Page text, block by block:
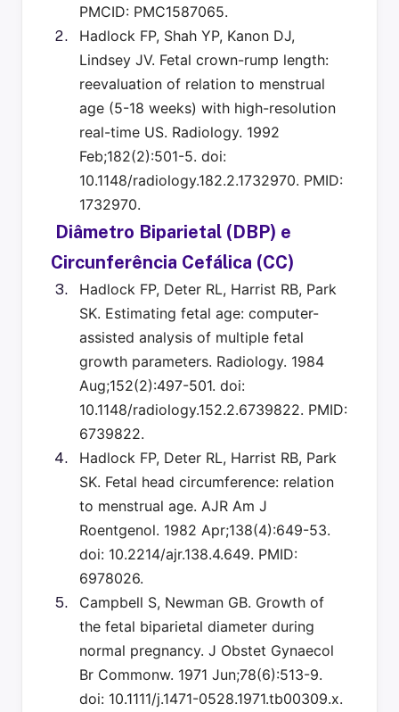
PMCID: PMC1587065.
Hadlock FP, Shah YP, Kanon DJ,
Lindsey JV. Fetal crown-rump length:
reevaluation of relation to menstrual
age (5-18 weeks) with high-resolution
real-time US. Radiology. 1992
Feb;182(2):501-5. doi:
10.1148/radiology.182.2.1732970. PMID:
1732970.
Diâmetro Biparietal (DBP) e
Circunferência Cefálica (CC)
Hadlock FP, Deter RL, Harrist RB, Park
SK. Estimating fetal age: computer-
assisted analysis of multiple fetal
growth parameters. Radiology. 1984
Aug;152(2):497-501. doi:
10.1148/radiology.152.2.6739822. PMID:
6739822.
Hadlock FP, Deter RL, Harrist RB, Park
SK. Fetal head circumference: relation
to menstrual age. AJR Am J
Roentgenol. 1982 Apr;138(4):649-53.
doi: 10.2214/ajr.138.4.649. PMID:
6978026.
Campbell S, Newman GB. Growth of
the fetal biparietal diameter during
normal pregnancy. J Obstet Gynaecol
Br Commonw. 1971 Jun;78(6):513-9.
doi: 10.1111/j.1471-0528.1971.tb00309.x.